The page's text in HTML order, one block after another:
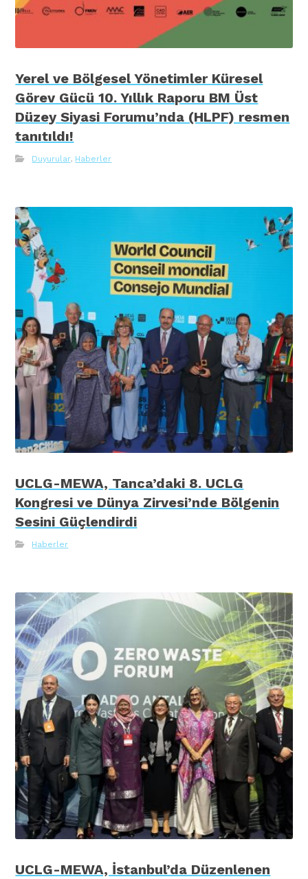
Yerel ve Bölgesel Yönetimler Küresel
Görev Gücü 10. Yıllık Raporu BM Üst
Düzey Siyasi Forumu’nda (HLPF) resmen
tanıtıldı!
Duyurular, Haberler
UCLG-MEWA, Tanca’daki 8. UCLG
Kongresi ve Dünya Zirvesi’nde Bölgenin
Sesini Güçlendirdi
Haberler
UCLG-MEWA, İstanbul’da Düzenlenen